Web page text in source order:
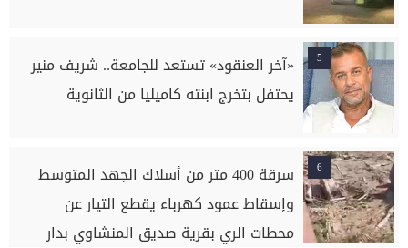
5
«آخر العنقود» تستعد للجامعة.. شريف منير
يحتفل بتخرج ابنته كاميليا من الثانوية
6
سرقة 400 متر من أسلاك الجهد المتوسط
وإسقاط عمود كهرباء يقطع التيار عن
محطات الري بقرية صديق المنشاوي بدار